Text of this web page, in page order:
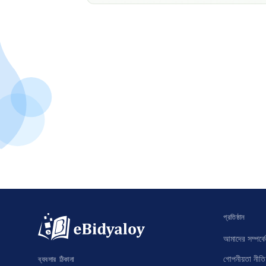
ব্যবসার ঠিকানা
প্রতিষ্ঠান
আমাদের সম্পর্কে
গোপনীয়তা নীতি